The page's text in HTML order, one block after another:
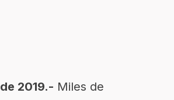
2019.- Miles de